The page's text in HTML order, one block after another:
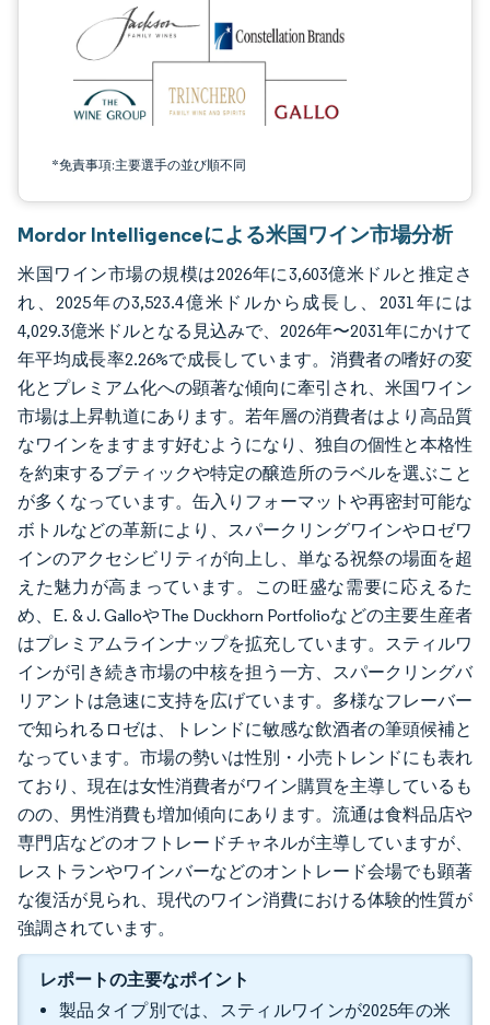
*免責事項:主要選手の並び順不同
Mordor Intelligenceによる米国ワイン市場分析
米国ワイン市場の規模は2026年に3,603億米ドルと推定さ
れ、2025年の3,523.4億米ドルから成長し、2031年には
4,029.3億米ドルとなる見込みで、2026年〜2031年にかけて
年平均成長率2.26%で成長しています。消費者の嗜好の変
化とプレミアム化への顕著な傾向に牽引され、米国ワイン
市場は上昇軌道にあります。若年層の消費者はより高品質
なワインをますます好むようになり、独自の個性と本格性
を約束するブティックや特定の醸造所のラベルを選ぶこと
が多くなっています。缶入りフォーマットや再密封可能な
ボトルなどの革新により、スパークリングワインやロゼワ
インのアクセシビリティが向上し、単なる祝祭の場面を超
えた魅力が高まっています。この旺盛な需要に応えるた
め、E. & J. GalloやThe Duckhorn Portfolioなどの主要生産者
はプレミアムラインナップを拡充しています。スティルワ
インが引き続き市場の中核を担う一方、スパークリングバ
リアントは急速に支持を広げています。多様なフレーバー
で知られるロゼは、トレンドに敏感な飲酒者の筆頭候補と
なっています。市場の勢いは性別・小売トレンドにも表れ
ており、現在は女性消費者がワイン購買を主導しているも
のの、男性消費も増加傾向にあります。流通は食料品店や
専門店などのオフトレードチャネルが主導していますが、
レストランやワインバーなどのオントレード会場でも顕著
な復活が見られ、現代のワイン消費における体験的性質が
強調されています。
レポートの主要なポイント
製品タイプ別では、スティルワインが2025年の米